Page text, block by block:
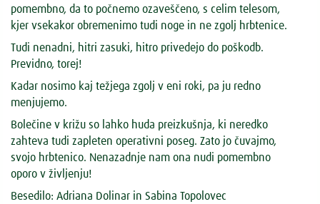
pomembno, da to počnemo ozaveščeno, s celim telesom,
kjer vsekakor obremenimo tudi noge in ne zgolj hrbtenice.
Tudi nenadni, hitri zasuki, hitro privedejo do poškodb.
Previdno, torej!
Kadar nosimo kaj težjega zgolj v eni roki, pa ju redno
menjujemo.
Bolečine v križu so lahko huda preizkušnja, ki neredko
zahteva tudi zapleten operativni poseg. Zato jo čuvajmo,
svojo hrbtenico. Nenazadnje nam ona nudi pomembno
oporo v življenju!
Besedilo: Adriana Dolinar in Sabina Topolovec